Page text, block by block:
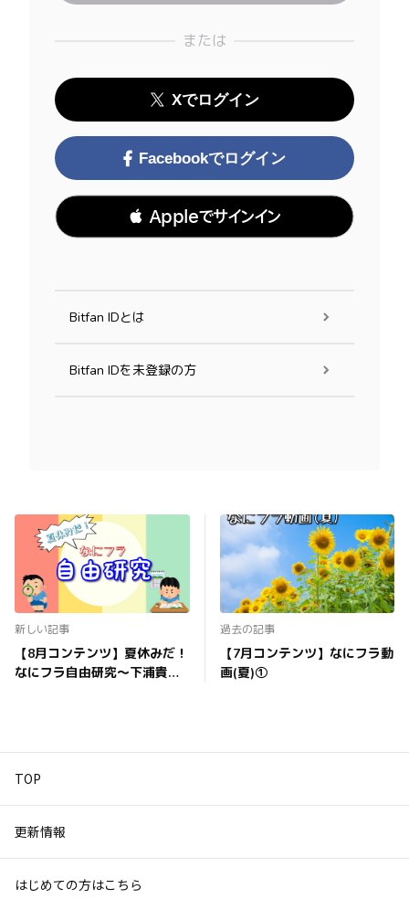
または
Xでログイン
Facebookでログイン
 Appleでサインイン
Bitfan IDとは
Bitfan IDを未登録の方
新しい記事
【8月コンテンツ】夏休みだ！
なにフラ自由研究〜下浦貴
過去の記事
【7月コンテンツ】なにフラ動
画(夏)①
TOP
更新情報
はじめての方はこちら